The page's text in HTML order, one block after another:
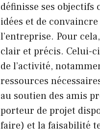
définisse ses objectifs
idées et de
l’entreprise. Pour
clair et précis. Celui-
de l’activité,
ressources
au soutien des amis
porteur de projet
faire) et la faisabilité